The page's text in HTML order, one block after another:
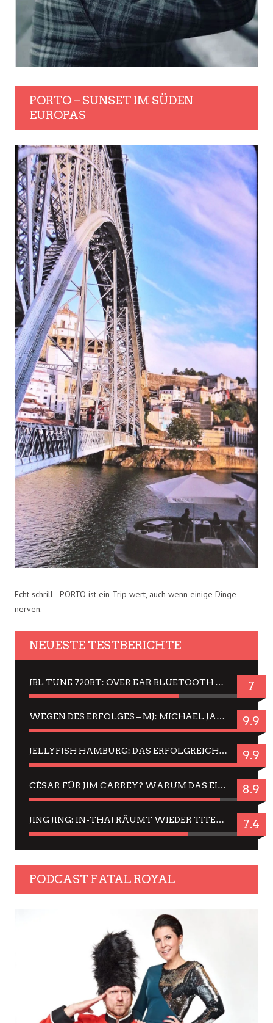
PORTO – SUNSET IM SÜDEN
EUROPAS
Echt schrill - PORTO ist ein Trip wert, auch wenn einige Dinge
nerven.
NEUESTE TESTBERICHTE
JBL TUNE 720BT: OVER EAR BLUETOOTH KOPFHÖRER UM DIE 50,-€ IM DAUER-TEST 7
WEGEN DES ERFOLGES – MJ: MICHAEL JACKSON MUSICAL IN EINER MATINEE SEHEN 9.9
JELLYFISH HAMBURG: DAS ERFOLGREICHE SOMMER-MENÜ 2025 IN GEFÜHLEN UND BILDERN 9.9
CÉSAR FÜR JIM CARREY? WARUM DAS EINER DER NERVIGSTEN ACTORS IST UND BLEIBT 8.9
JING JING: IN-THAI RÄUMT WIEDER TITEL AB – EIN ZWEI-STUNDEN-ERLEBNISBERICHT 7.4
PODCAST FATAL ROYAL